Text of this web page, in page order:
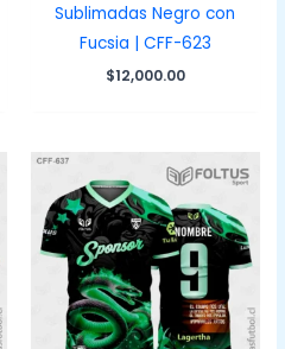
Sublimadas Negro con
Fucsia | CFF-623
$12,000.00